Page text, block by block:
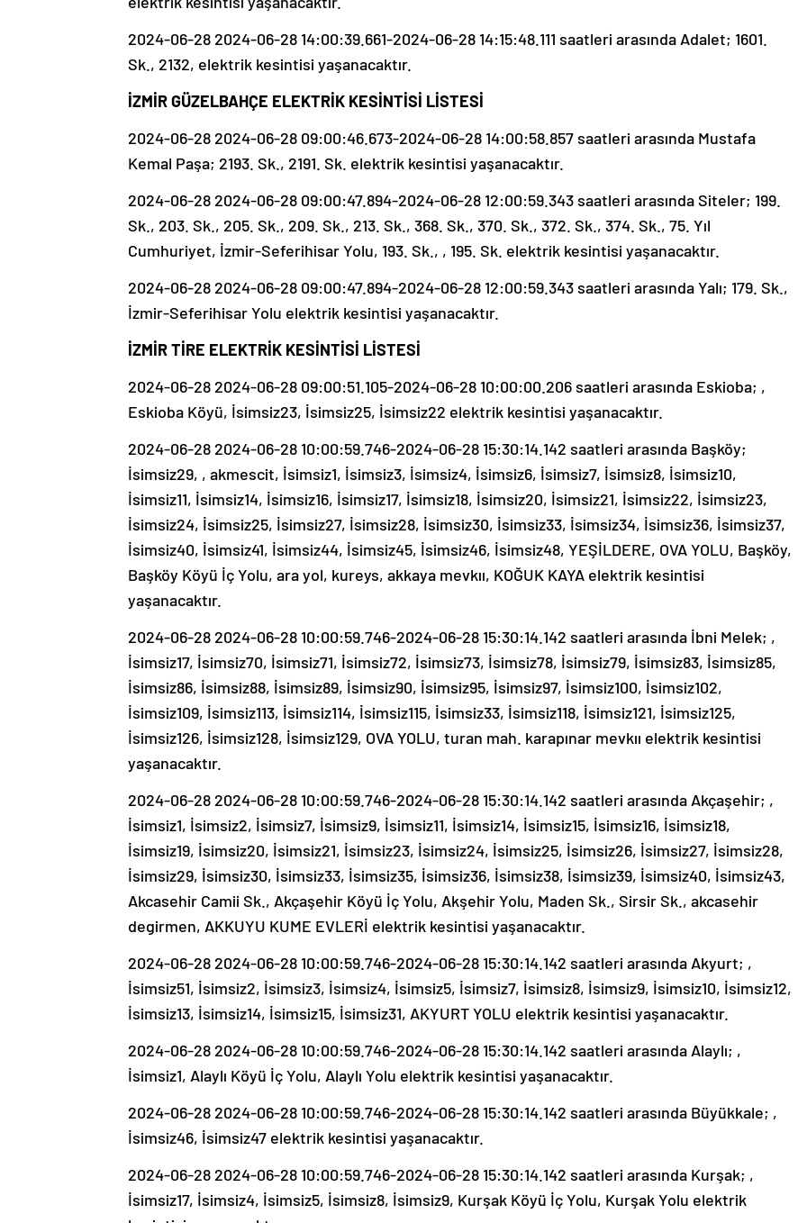
2024-06-28 2024-06-28 14:00:39.661-2024-06-28 14:15:48.111 saatleri arasında Adalet; 1601.
Sk., 2132, elektrik kesintisi yaşanacaktır.
İZMİR GÜZELBAHÇE ELEKTRİK KESİNTİSİ LİSTESİ
2024-06-28 2024-06-28 09:00:46.673-2024-06-28 14:00:58.857 saatleri arasında Mustafa
Kemal Paşa; 2193. Sk., 2191. Sk. elektrik kesintisi yaşanacaktır.
2024-06-28 2024-06-28 09:00:47.894-2024-06-28 12:00:59.343 saatleri arasında Siteler; 199.
Sk., 203. Sk., 205. Sk., 209. Sk., 213. Sk., 368. Sk., 370. Sk., 372. Sk., 374. Sk., 75. Yıl
Cumhuriyet, İzmir-Seferihisar Yolu, 193. Sk., , 195. Sk. elektrik kesintisi yaşanacaktır.
2024-06-28 2024-06-28 09:00:47.894-2024-06-28 12:00:59.343 saatleri arasında Yalı; 179. Sk.,
İzmir-Seferihisar Yolu elektrik kesintisi yaşanacaktır.
İZMİR TİRE ELEKTRİK KESİNTİSİ LİSTESİ
2024-06-28 2024-06-28 09:00:51.105-2024-06-28 10:00:00.206 saatleri arasında Eskioba; ,
Eskioba Köyü, İsimsiz23, İsimsiz25, İsimsiz22 elektrik kesintisi yaşanacaktır.
2024-06-28 2024-06-28 10:00:59.746-2024-06-28 15:30:14.142 saatleri arasında Başköy;
İsimsiz29, , akmescit, İsimsiz1, İsimsiz3, İsimsiz4, İsimsiz6, İsimsiz7, İsimsiz8, İsimsiz10,
İsimsiz11, İsimsiz14, İsimsiz16, İsimsiz17, İsimsiz18, İsimsiz20, İsimsiz21, İsimsiz22, İsimsiz23,
İsimsiz24, İsimsiz25, İsimsiz27, İsimsiz28, İsimsiz30, İsimsiz33, İsimsiz34, İsimsiz36, İsimsiz37,
İsimsiz40, İsimsiz41, İsimsiz44, İsimsiz45, İsimsiz46, İsimsiz48, YEŞİLDERE, OVA YOLU, Başköy,
Başköy Köyü İç Yolu, ara yol, kureys, akkaya mevkıı, KOĞUK KAYA elektrik kesintisi
yaşanacaktır.
2024-06-28 2024-06-28 10:00:59.746-2024-06-28 15:30:14.142 saatleri arasında İbni Melek; ,
İsimsiz17, İsimsiz70, İsimsiz71, İsimsiz72, İsimsiz73, İsimsiz78, İsimsiz79, İsimsiz83, İsimsiz85,
İsimsiz86, İsimsiz88, İsimsiz89, İsimsiz90, İsimsiz95, İsimsiz97, İsimsiz100, İsimsiz102,
İsimsiz109, İsimsiz113, İsimsiz114, İsimsiz115, İsimsiz33, İsimsiz118, İsimsiz121, İsimsiz125,
İsimsiz126, İsimsiz128, İsimsiz129, OVA YOLU, turan mah. karapınar mevkıı elektrik kesintisi
yaşanacaktır.
2024-06-28 2024-06-28 10:00:59.746-2024-06-28 15:30:14.142 saatleri arasında Akçaşehir; ,
İsimsiz1, İsimsiz2, İsimsiz7, İsimsiz9, İsimsiz11, İsimsiz14, İsimsiz15, İsimsiz16, İsimsiz18,
İsimsiz19, İsimsiz20, İsimsiz21, İsimsiz23, İsimsiz24, İsimsiz25, İsimsiz26, İsimsiz27, İsimsiz28,
İsimsiz29, İsimsiz30, İsimsiz33, İsimsiz35, İsimsiz36, İsimsiz38, İsimsiz39, İsimsiz40, İsimsiz43,
Akcasehir Camii Sk., Akçaşehir Köyü İç Yolu, Akşehir Yolu, Maden Sk., Sirsir Sk., akcasehir
degirmen, AKKUYU KUME EVLERİ elektrik kesintisi yaşanacaktır.
2024-06-28 2024-06-28 10:00:59.746-2024-06-28 15:30:14.142 saatleri arasında Akyurt; ,
İsimsiz51, İsimsiz2, İsimsiz3, İsimsiz4, İsimsiz5, İsimsiz7, İsimsiz8, İsimsiz9, İsimsiz10, İsimsiz12,
İsimsiz13, İsimsiz14, İsimsiz15, İsimsiz31, AKYURT YOLU elektrik kesintisi yaşanacaktır.
2024-06-28 2024-06-28 10:00:59.746-2024-06-28 15:30:14.142 saatleri arasında Alaylı; ,
İsimsiz1, Alaylı Köyü İç Yolu, Alaylı Yolu elektrik kesintisi yaşanacaktır.
2024-06-28 2024-06-28 10:00:59.746-2024-06-28 15:30:14.142 saatleri arasında Büyükkale; ,
İsimsiz46, İsimsiz47 elektrik kesintisi yaşanacaktır.
2024-06-28 2024-06-28 10:00:59.746-2024-06-28 15:30:14.142 saatleri arasında Kurşak; ,
İsimsiz17, İsimsiz4, İsimsiz5, İsimsiz8, İsimsiz9, Kurşak Köyü İç Yolu, Kurşak Yolu elektrik